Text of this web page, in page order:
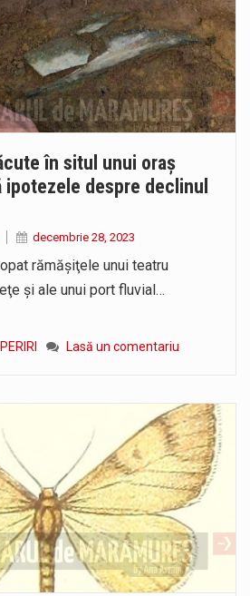
în situl unui oraş
despre declinul
decembrie 28, 2023
rămăşiţele unui teatru
şi ale unui port fluvial…
Lasă un comentariu